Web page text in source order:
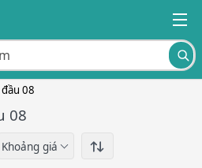
08
08
Khoảng giá